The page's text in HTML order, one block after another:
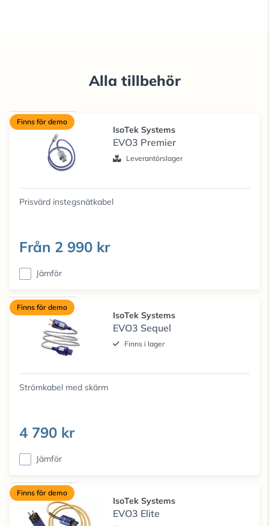
Alla tillbehör
IsoTek Systems
EVO3 Premier
Leverantörslager
Prisvärd instegsnätkabel
Finns för demo
Från 2 990 kr
Jämför
IsoTek Systems
EVO3 Sequel
Finns i lager
Strömkabel med skärm
Finns för demo
4 790 kr
Jämför
IsoTek Systems
EVO3 Elite
Finns för demo